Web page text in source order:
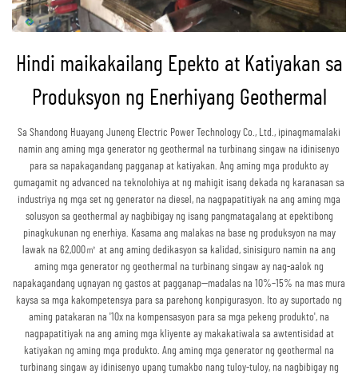
Hindi maikakailang Epekto at Katiyakan sa
Produksyon ng Enerhiyang Geothermal
Sa Shandong Huayang Juneng Electric Power Technology Co., Ltd., ipinagmamalaki
namin ang aming mga generator ng geothermal na turbinang singaw na idinisenyo
para sa napakagandang pagganap at katiyakan. Ang aming mga produkto ay
gumagamit ng advanced na teknolohiya at ng mahigit isang dekada ng karanasan sa
industriya ng mga set ng generator na diesel, na nagpapatitiyak na ang aming mga
solusyon sa geothermal ay nagbibigay ng isang pangmatagalang at epektibong
pinagkukunan ng enerhiya. Kasama ang malakas na base ng produksyon na may
lawak na 62,000㎡ at ang aming dedikasyon sa kalidad, sinisiguro namin na ang
aming mga generator ng geothermal na turbinang singaw ay nag-aalok ng
napakagandang ugnayan ng gastos at pagganap—madalas na 10%–15% na mas mura
kaysa sa mga kakompetensya para sa parehong konpigurasyon. Ito ay suportado ng
aming patakaran na '10x na kompensasyon para sa mga pekeng produkto', na
nagpapatitiyak na ang aming mga kliyente ay makakatiwala sa awtentisidad at
katiyakan ng aming mga produkto. Ang aming mga generator ng geothermal na
turbinang singaw ay idinisenyo upang tumakbo nang tuloy-tuloy, na nagbibigay ng